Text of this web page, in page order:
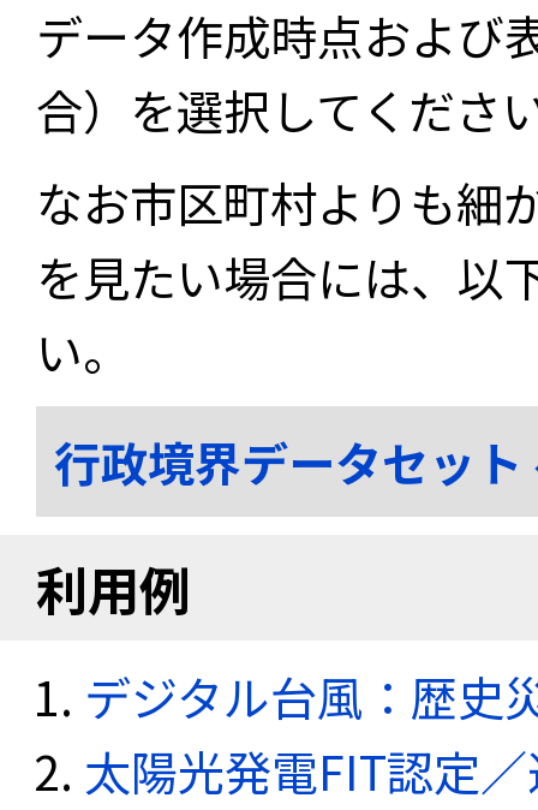
データ作成時点および
合）を選択してくださ
なお市区町村よりも細
を見たい場合には、以
い。
行政境界データセッ
利用例
デジタル台風：歴史
太陽光発電FIT認定